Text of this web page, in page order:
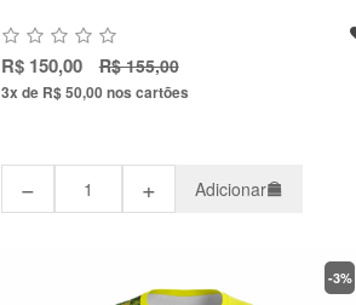
R$ 150,00 R$ 155,00
3x de R$ 50,00nos cartões
− + Adicionar
-3%